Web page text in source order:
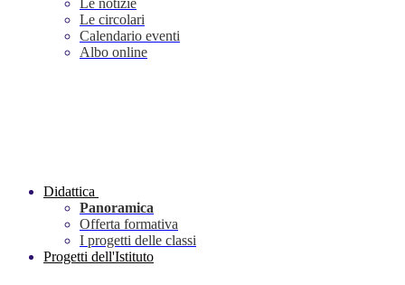
Le notizie
Le circolari
Calendario eventi
Albo online
Didattica
Panoramica
Offerta formativa
I progetti delle classi
Progetti dell'Istituto